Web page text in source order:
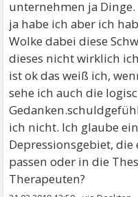
unternehmen ja Dinge.
ja habe ich aber ich
Wolke dabei diese
dieses nicht wirklich
ist ok das weiß ich,
sehe ich auch die
ich nicht. Ich glaube
Depressionsgebiet,
passen oder in die
Therapeuten?